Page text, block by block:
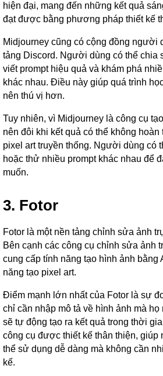
hiện đại, mang đến những kết quả
đạt được bằng phương pháp thiết kế
Midjourney cũng có cộng đồng người
tảng Discord. Người dùng có thể chia
viết prompt hiệu quả và khám phá
khác nhau. Điều này giúp quá trình
nên thú vị hơn.
Tuy nhiên, vì Midjourney là công cụ
nên đôi khi kết quả có thể không
pixel art truyền thống. Người dùng có
hoặc thử nhiều prompt khác nhau để
muốn.
3. Fotor
Fotor là một nền tảng chỉnh sửa ảnh
Bên cạnh các công cụ chỉnh sửa ảnh
cung cấp tính năng tạo hình ảnh bằng
năng tạo pixel art.
Điểm mạnh lớn nhất của Fotor là sự
chỉ cần nhập mô tả về hình ảnh mà họ
sẽ tự động tạo ra kết quả trong thời
công cụ được thiết kế thân thiện,
thể sử dụng dễ dàng mà không cần
kế.